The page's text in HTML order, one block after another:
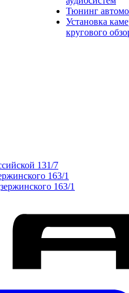
Тюнинг
Установка
кругового
131/7
163/1
163/1